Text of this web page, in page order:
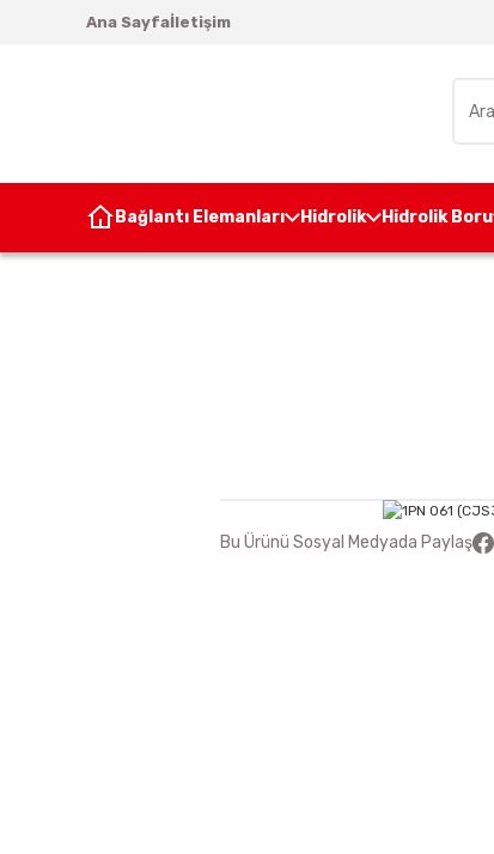
Ana Sayfaİletişim
Bağlantı Elemanları Hidrolik Hidrolik Boru
Bu Ürünü Sosyal Medyada Paylaş